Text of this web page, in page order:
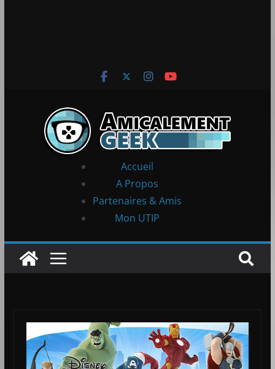
Accueil
A Propos
Partenaires & Amis
Mon UTIP